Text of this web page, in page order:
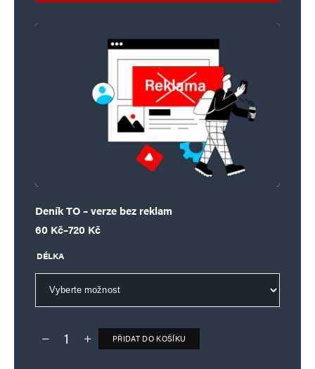
Deník TO – verze bez reklam
60 Kč–720 Kč
Rozpětí cen: 60 Kč až 720 Kč
DÉLKA
Deník TO – verze bez reklam množství
PŘIDAT DO KOŠÍKU